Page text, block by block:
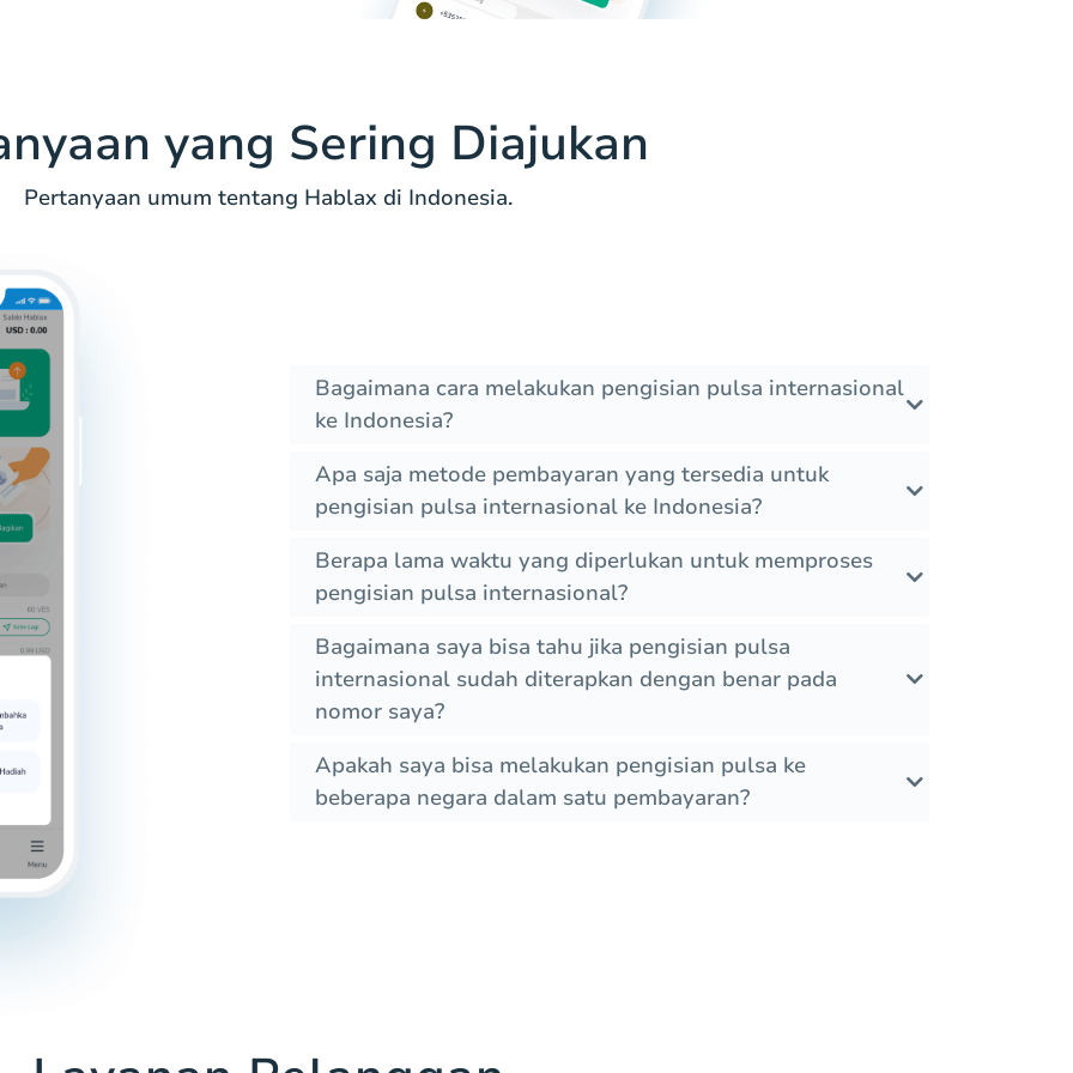
yang Sering Diajukan
Pertanyaan umum tentang Hablax di Indonesia.
Bagaimana cara melakukan pengisian pulsa internasional
ke Indonesia?
Apa saja metode pembayaran yang tersedia untuk
pengisian pulsa internasional ke Indonesia?
Berapa lama waktu yang diperlukan untuk memproses
pengisian pulsa internasional?
Bagaimana saya bisa tahu jika pengisian pulsa
internasional sudah diterapkan dengan benar pada
nomor saya?
Apakah saya bisa melakukan pengisian pulsa ke
beberapa negara dalam satu pembayaran?